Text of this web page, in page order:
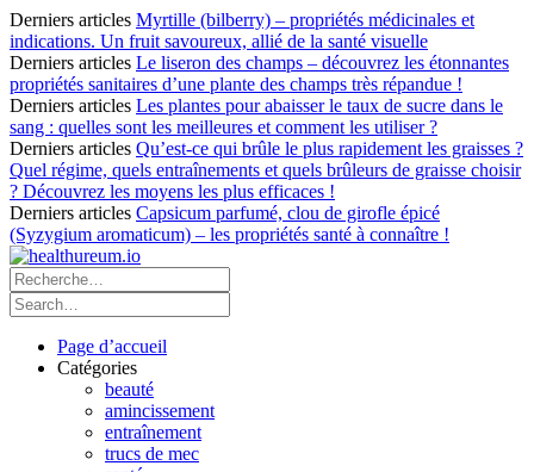
Derniers articles Myrtille (bilberry) – propriétés médicinales et
indications. Un fruit savoureux, allié de la santé visuelle
Derniers articles Le liseron des champs – découvrez les étonnantes
propriétés sanitaires d’une plante des champs très répandue !
Derniers articles Les plantes pour abaisser le taux de sucre dans le
sang : quelles sont les meilleures et comment les utiliser ?
Derniers articles Qu’est-ce qui brûle le plus rapidement les graisses ?
Quel régime, quels entraînements et quels brûleurs de graisse choisir
? Découvrez les moyens les plus efficaces !
Derniers articles Capsicum parfumé, clou de girofle épicé
(Syzygium aromaticum) – les propriétés santé à connaître !
Page d’accueil
Catégories
beauté
amincissement
entraînement
trucs de mec